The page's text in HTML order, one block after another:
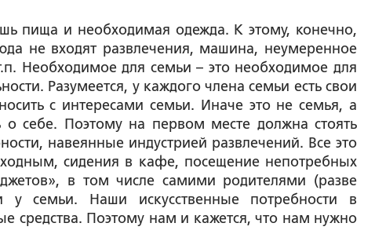
пища и необходимая одежда. К этому, конечно,
не входят развлечения, машина, неумеренное
Необходимое для семьи – это необходимое для
Разумеется, у каждого члена семьи есть свои
с интересами семьи. Иначе это не семья, а
себе. Поэтому на первом месте должна стоять
навеянные индустрией развлечений. Все это
сидения в кафе, посещение непотребных
в том числе самими родителями (разве
семьи. Наши искусственные потребности в
средства. Поэтому нам и кажется, что нам нужно